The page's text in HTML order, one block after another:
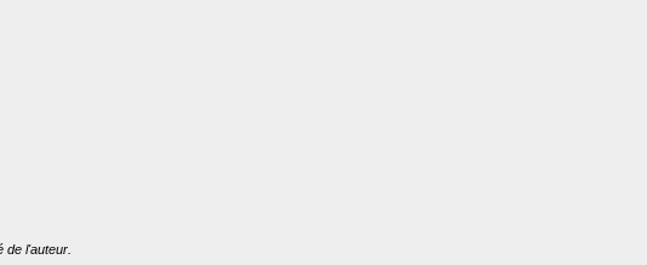
de l'auteur.